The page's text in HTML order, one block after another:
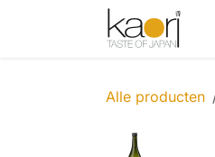
Overslaan naar inhoud
Alle producten